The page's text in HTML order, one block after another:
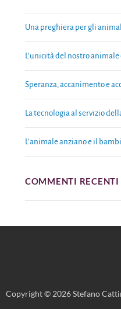
Una preghiera per gli
L’unicità del nostro animale
Speranza, accanimento e
La tecnologia al servizio
L’animale anziano e il
COMMENTI RECENTI
Copyright © 2026 Stefano